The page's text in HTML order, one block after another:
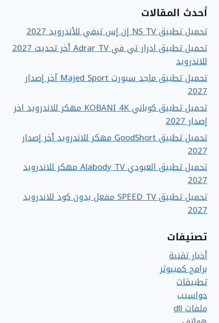
أحدث المقالات
تحميل تطبيق NS TV إن إس تيفي للأندرويد 2027
تحميل تطبيق ادرار تي في Adrar TV أخر تحديث 2027
للاندرويد
تحميل تطبيق ماجد سبورت Majed Sport آخر إصدار
2027
تحميل تطبيق كوباني KOBANI 4K مهكر للاندرويد اخر
إصدار 2027
تحميل تطبيق GoodShort مهكر للاندرويد أخر إصدار
2027
تحميل تطبيق العبودي Alabody TV مهكر للاندرويد
2027
تحميل تطبيق SPEED TV مفعل بدون كود للاندرويد
2027
تصنيفات
أخبار تقنية
برامج كمبيوتر
تطبيقات
حواسيب
ملفات dll